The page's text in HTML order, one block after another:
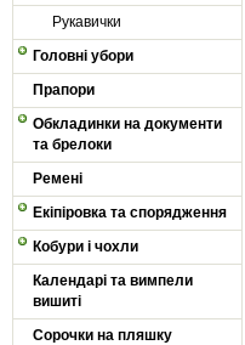
Рукавички
Головні убори
Прапори
Обкладинки на документи
та брелоки
Ремені
Екіпіровка та спорядження
Кобури і чохли
Календарі та вимпели
вишиті
Сорочки на пляшку